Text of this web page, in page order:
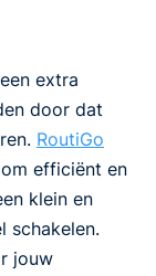
extra
door dat
RoutiGo
efficiënt en
klein en
schakelen.
jouw